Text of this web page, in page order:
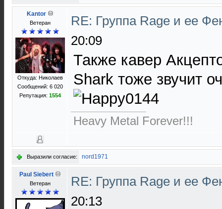
Kantor
Ветеран
Откуда: Николаев
Сообщений: 6 020
Репутация: 1554
RE: Группа Rage и ее
20:09
Также кавер
Shark тоже звучит
Heavy Metal Forever!!!
Выразили согласие: nord1971
Paul Siebert
Ветеран
RE: Группа Rage и ее
20:13